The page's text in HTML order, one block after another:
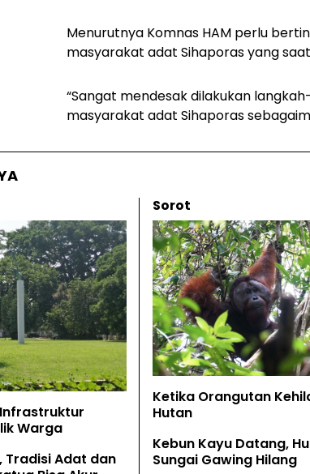
Menurutnya Komnas HAM perlu
masyarakat adat Sihaporas yang
“Sangat mendesak dilakukan
masyarakat adat Sihaporas
Warga
Tradisi Adat dan
Sorot
Ketika Orangutan
Hutan
Kebun Kayu Datang,
Sungai Gawing Hilang